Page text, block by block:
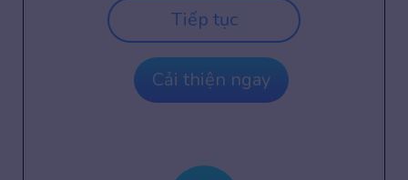
Tiếp tục
Cải thiện ngay